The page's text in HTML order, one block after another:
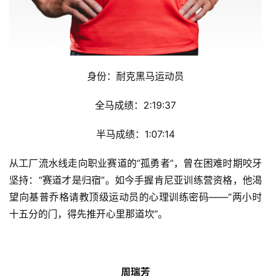
运
动
集
身份：耐克黑马运动员
全马成绩：2:19:37
半马成绩：1:07:14
从工厂流水线走向职业赛道的“孤勇者”，曾在困难时期咬牙
坚持：“赛道才是归宿”。如今手握肯尼亚训练营资格，他渴
望向基普乔格请教顶级运动员的心理训练密码——“两小时
十五分的门，得先推开心里那道坎”。
周瑞芳